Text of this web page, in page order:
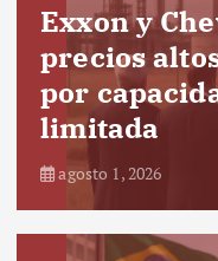
Exxon y
precios
por
limitada
agosto 1, 2026